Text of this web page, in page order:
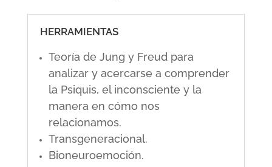
HERRAMIENTAS
Teoría de Jung y Freud para
analizar y acercarse a comprender
la Psiquis, el inconsciente y la
manera en cómo nos
relacionamos.
Transgeneracional.
Bioneuroemoción.